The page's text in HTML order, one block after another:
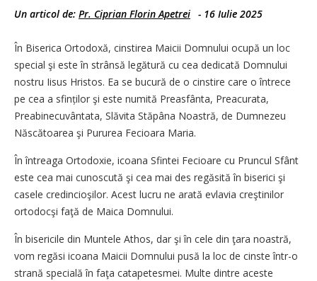
Un articol de: Pr. Ciprian Florin Apetrei - 16 Iulie 2025
În Biserica Ortodoxă, cinstirea Maicii Domnului ocupă un loc
special şi este în strânsă legătură cu cea dedicată Domnului
nostru Iisus Hristos. Ea se bucură de o cinstire care o întrece
pe cea a sfinților şi este numită Preasfânta, Preacurata,
Preabinecuvântata, Slăvita Stăpâna Noastră, de Dumnezeu
Născătoarea şi Pururea Fecioara Maria.
În întreaga Ortodoxie, icoana Sfintei Fecioare cu Pruncul Sfânt
este cea mai cunoscută şi cea mai des regăsită în biserici şi
casele credincioşilor. Acest lucru ne arată evlavia creştinilor
ortodocşi faţă de Maica Domnului.
În bisericile din Muntele Athos, dar şi în cele din ţara noastră,
vom regăsi icoana Maicii Domnului pusă la loc de cinste într-o
strană specială în faţa catapetesmei. Multe dintre aceste